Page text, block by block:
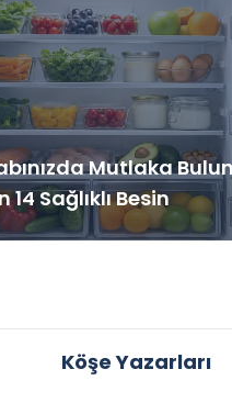
Mutlaka
14 Sağlıklı Besin
Köşe Yazarları